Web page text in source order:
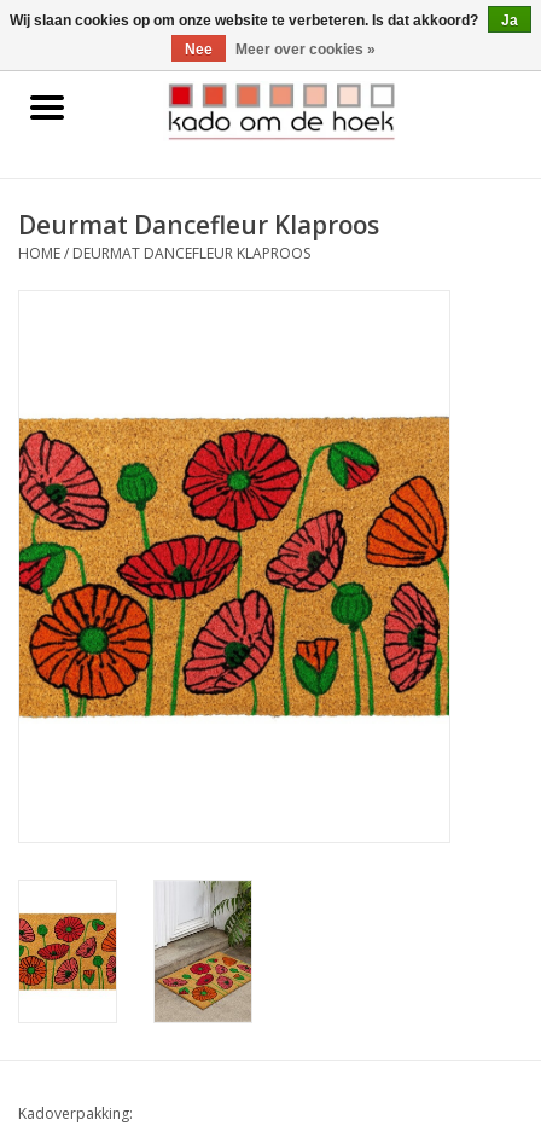
0 Artikelen - €0,00
Home
Gadgets
Kids
Pylones
Deurmat Dancefleur Klaproos
HOME/ DEURMAT DANCEFLEUR KLAPROOS
Kadoverpakking:
Wij slaan cookies op om onze website te verbeteren. Is dat akkoord?
Ja
Nee
Meer over cookies »